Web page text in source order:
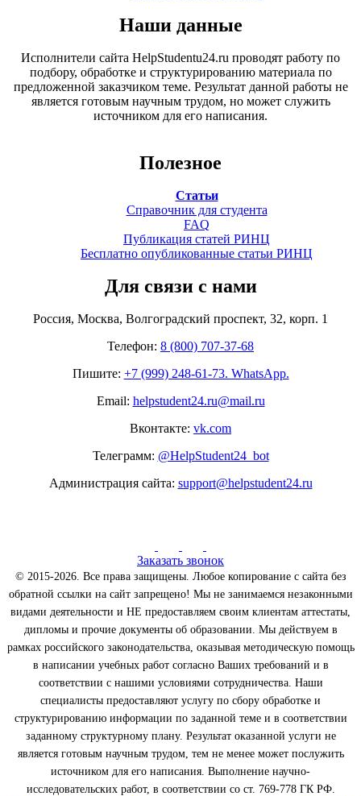
Наши данные
Исполнители сайта HelpStudentu24.ru проводят работу по
подбору, обработке и структурированию материала по
предложенной заказчиком теме. Результат данной работы не
является готовым научным трудом, но может служить
источником для его написания.
Полезное
Статьи
Справочник для студента
FAQ
Публикация статей РИНЦ
Бесплатно опубликованные статьи РИНЦ
Для связи с нами
Россия, Москва, Волгоградский проспект, 32, корп. 1
Телефон: 8 (800) 707-37-68
Пишите: +7 (999) 248-61-73. WhatsApp.
Email: helpstudent24.ru@mail.ru
Вконтакте: vk.com
Телеграмм: @HelpStudent24_bot
Администрация сайта: support@helpstudent24.ru
Заказать звонок
© 2015-2026. Все права защищены. Любое копирование с сайта без
обратной ссылки на сайт запрещено! Мы не занимаемся незаконными
видами деятельности и НЕ предоставляем своим клиентам аттестаты,
дипломы и прочие документы об образовании. Мы действуем в
рамках российского законодательства, оказывая методическую помощь
в написании учебных работ согласно Ваших требований и в
соответствии с нашими условиями сотрудничества. Наши
специалисты предоставляют услугу по сбору обработке и
структурированию информации по заданной теме и в соответствии
заданному структурному плану. Результат оказанной услуги не
является готовым научным трудом, тем не менее может послужить
источником для его написания. Выполнение научно-
исследовательских работ, в соответствии со ст. 769-778 ГК РФ.